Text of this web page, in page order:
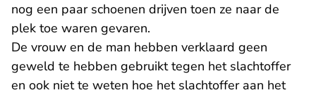
nog een paar schoenen drijven toen ze naar de
plek toe waren gevaren.
De vrouw en de man hebben verklaard geen
geweld te hebben gebruikt tegen het slachtoffer
en ook niet te weten hoe het slachtoffer aan het